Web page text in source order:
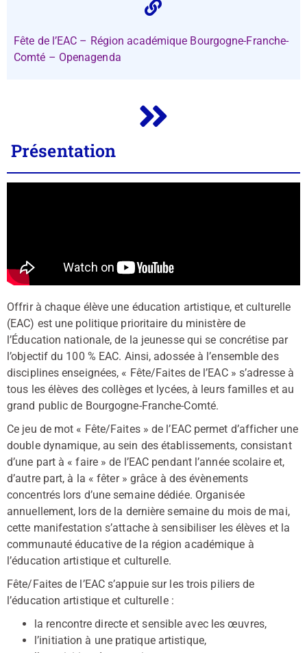
Fête de l’EAC – Région académique Bourgogne-Franche-
Comté – Openagenda
Présentation
Offrir à chaque élève une éducation artistique, et culturelle
(EAC) est une politique prioritaire du ministère de
l’Éducation nationale, de la jeunesse qui se concrétise par
l’objectif du 100 % EAC. Ainsi, adossée à l’ensemble des
disciplines enseignées, « Fête/Faites de l’EAC » s’adresse à
tous les élèves des collèges et lycées, à leurs familles et au
grand public de Bourgogne-Franche-Comté.
Ce jeu de mot « Fête/Faites » de l’EAC permet d’afficher une
double dynamique, au sein des établissements, consistant
d’une part à « faire » de l’EAC pendant l’année scolaire et,
d’autre part, à la « fêter » grâce à des évènements
concentrés lors d’une semaine dédiée. Organisée
annuellement, lors de la dernière semaine du mois de mai,
cette manifestation s’attache à sensibiliser les élèves et la
communauté éducative de la région académique à
l’éducation artistique et culturelle.
Fête/Faites de l’EAC s’appuie sur les trois piliers de
l’éducation artistique et culturelle :
la rencontre directe et sensible avec les œuvres,
l’initiation à une pratique artistique,